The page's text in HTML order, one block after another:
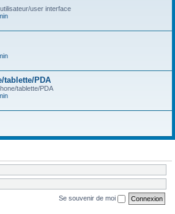
user interface
tablette/PDA
tablette/PDA
Se souvenir de moi